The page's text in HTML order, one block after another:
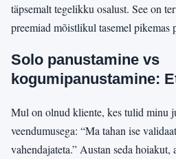
täpsemalt tegelikku osalust. See on
preemiad mõistlikul tasemel pikemas
Solo panustamine vs
kogumipanustamine:
Mul on olnud kliente, kes tulid minu
veendumusega: “Ma tahan ise
vahendajateta.” Austan seda hoiakut,